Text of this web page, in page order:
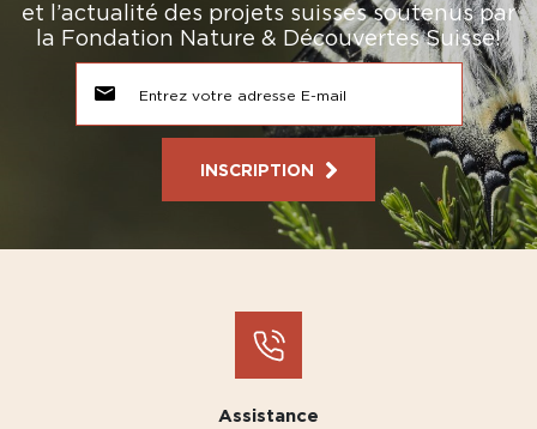
et l’actualité des projets suisses soutenus par
la Fondation Nature & Découvertes Suisse!
INSCRIPTION
Assistance